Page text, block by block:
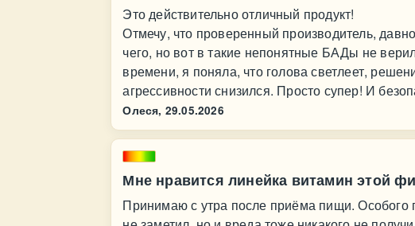
Это действительно отличный продукт!
Отмечу, что проверенный производитель,
чего, но вот в такие непонятные БАДы не
времени, я поняла, что голова светлеет,
агрессивности снизился. Просто супер! И
Олеся, 29.05.2026
Мне нравится линейка витамин этой
Принимаю с утра после приёма пищи. Особого